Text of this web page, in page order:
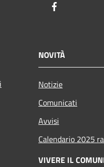
NOVITÀ
Notizie
Comunicati
Avvisi
Calendario 2025
VIVERE IL